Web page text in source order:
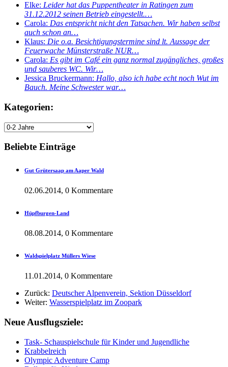
Elke: Leider hat das Puppentheater in Ratingen zum
31.12.2012 seinen Betrieb eingestellt.…
Carola: Das entspricht nicht den Tatsachen. Wir haben selbst
auch schon an…
Klaus: Die o.a. Besichtigungstermine sind lt. Aussage der
Feuerwache Münsterstraße NUR…
Carola: Es gibt im Café ein ganz normal zugängliches, großes
und sauberes WC. Wir…
Jessica Bruckermann: Hallo, also ich habe echt noch Wut im
Bauch. Meine Schwester war…
Kategorien:
Beliebte Einträge
Gut Grütersaap am Aaper Wald
02.06.2014, 0 Kommentare
Hüpfburgen-Land
08.08.2014, 0 Kommentare
Waldspielplatz Müllers Wiese
11.01.2014, 0 Kommentare
Zurück: Deutscher Alpenverein, Sektion Düsseldorf
Weiter: Wasserspielplatz im Zoopark
Neue Ausflugsziele:
Task- Schauspielschule für Kinder und Jugendliche
Krabbelreich
Olympic Adventure Camp